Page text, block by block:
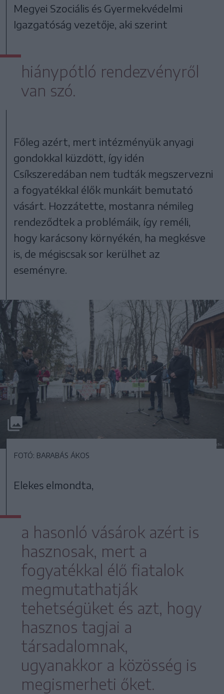
Megyei Szociális és Gyermekvédelmi
Igazgatóság vezetője, aki szerint
hiánypótló rendezvényről
van szó.
Főleg azért, mert intézményük anyagi
gondokkal küzdött, így idén
Csíkszeredában nem tudták megszervezni
a fogyatékkal élők munkáit bemutató
vásárt. Hozzátette, mostanra némileg
rendeződtek a problémáik, így reméli,
hogy karácsony környékén, ha megkésve
is, de mégiscsak sor kerülhet az
eseményre.
FOTÓ: BARABÁS ÁKOS
Elekes elmondta,
a hasonló vásárok azért is
hasznosak, mert a
fogyatékkal élő fiatalok
megmutathatják
tehetségüket és azt, hogy
hasznos tagjai a
társadalomnak,
ugyanakkor a közösség is
megismerheti őket.